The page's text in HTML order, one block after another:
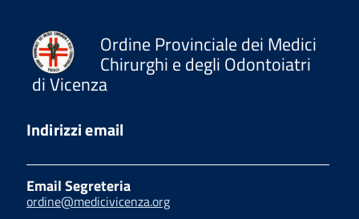
Ordine Provinciale dei Medici
Chirurghi e degli Odontoiatri
di Vicenza
Indirizzi email
Email Segreteria
ordine@medicivicenza.org